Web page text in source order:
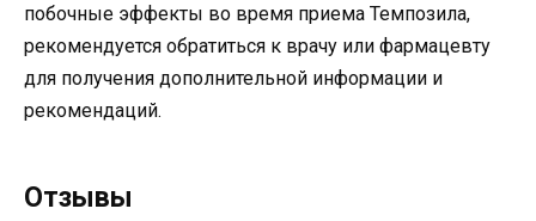
побочные эффекты во время приема Темпозила,
рекомендуется обратиться к врачу или фармацевту
для получения дополнительной информации и
рекомендаций.
Отзывы